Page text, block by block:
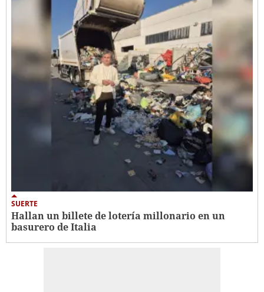
SUERTE
Hallan un billete de lotería millonario en un
basurero de Italia